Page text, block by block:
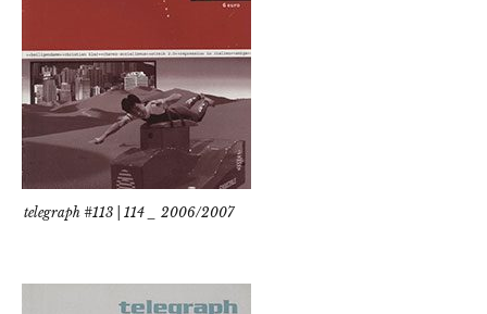
telegraph #113 | 114 _ 2006/2007